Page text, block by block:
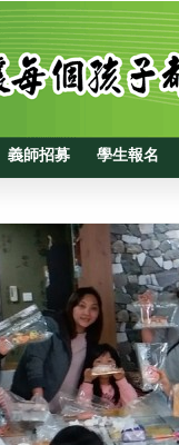
義師招募 學生報名